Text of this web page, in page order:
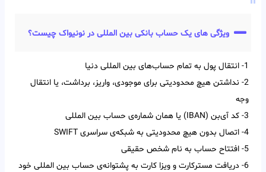
ویژگی های یک حساب بانکی بین المللی در نونیواک چیست؟
1- انتقال پول به تمام حساب‌‌های بین‌‌ المللی دنیا
2- نداشتن هیچ محدودیتی برای موجودی، واریز، برداشت، یا انتقال
وجه
3- کد آی‌‌بن (IBAN) یا همان شماره‌ی حساب بین‌ المللی
4- اتصال بدون هیچ محدودیتی به شبکه‌ی سراسری SWIFT
5- افتتاح حساب به نام شخص حقیقی
6- دریافت مسترکارت و ویزا کارت به پشتوانه‌ی حساب بین المللی خود